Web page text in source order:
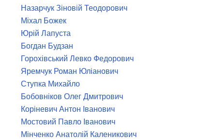
Назарчук Зіновій Теодорович
Міхал Божек
Юрій Лапуста
Богдан Будзан
Горохівський Левко Федорович
Яремчук Роман Юліанович
Ступка Михайло
Бобовніков Олег Дмитрович
Коріневич Антон Іванович
Мостовий Павло Іванович
Мінченко Анатолій Каленикович